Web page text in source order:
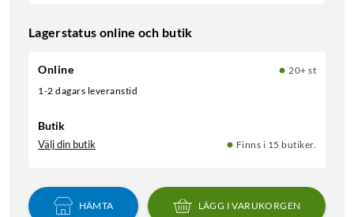
Lagerstatus online och butik
Online
20+ st
1-2 dagars leveranstid
Butik
Välj din butik Finns i 15 butiker.
HÄMTA LÄGG I VARUKORGEN